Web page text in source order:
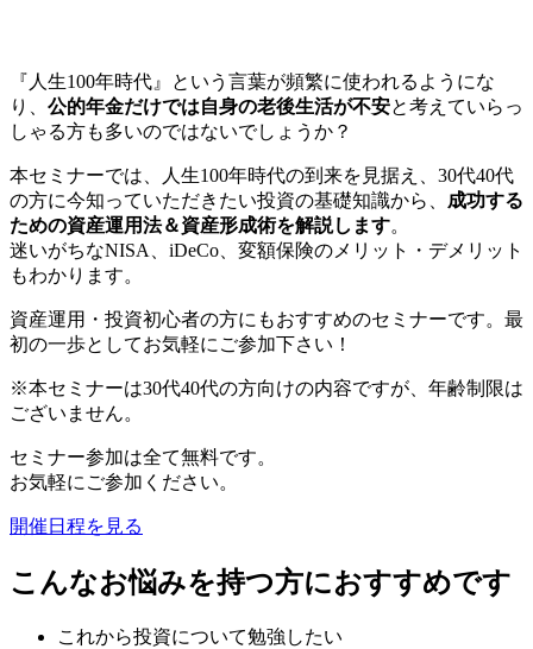
『人生100年時代』という言葉が頻繁に使われるようにな
り、 公的年金だけでは自身の老後生活が不安と考えていらっ
しゃる方も多いのではないでしょうか？
本セミナーでは、人生100年時代の到来を見据え、30代40代
の方に今知っていただきたい投資の基礎知識から、 成功する
ための資産運用法＆資産形成術を解説します。
迷いがちなNISA、iDeCo、変額保険のメリット・デメリット
もわかります。
資産運用・投資初心者の方にもおすすめのセミナーです。最
初の一歩としてお気軽にご参加下さい！
※本セミナーは30代40代の方向けの内容ですが、年齢制限は
ございません。
セミナー参加は全て無料です。
お気軽にご参加ください。
開催日程を見る
こんなお悩みを持つ方におすすめです
これから投資について勉強したい